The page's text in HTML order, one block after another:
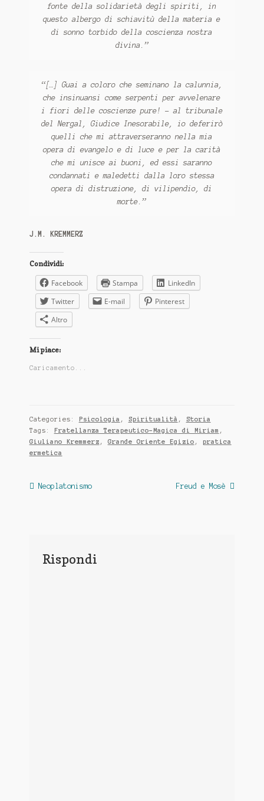
fonte della solidarietà degli spiriti, in
questo albergo di schiavitù della materia e
di sonno torbido della coscienza nostra
divina.”
“[…] Guai a coloro che seminano la calunnia,
che insinuansi come serpenti per avvelenare
i fiori delle coscienze pure! – al tribunale
del Nergal, Giudice Inesorabile, io deferirò
quelli che mi attraverseranno nella mia
opera di evangelo e di luce e per la carità
che mi unisce ai buoni, ed essi saranno
condannati e maledetti dalla loro stessa
opera di distruzione, di vilipendio, di
morte.”
J.M. KREMMERZ
Condividi:
Facebook Stampa
LinkedIn
Twitter
E-mail
Pinterest
Altro
Mi piace:
Caricamento...
Categories: Psicologia , Spiritualità , Storia
Tags: Fratellanza Terapeutico-Magica di Miriam ,
Giuliano Kremmerz , Grande Oriente Egizio , pratica
ermetica
Navigazione
Previous
Neoplatonismo
Next
Freud e Mosè
Rispondi